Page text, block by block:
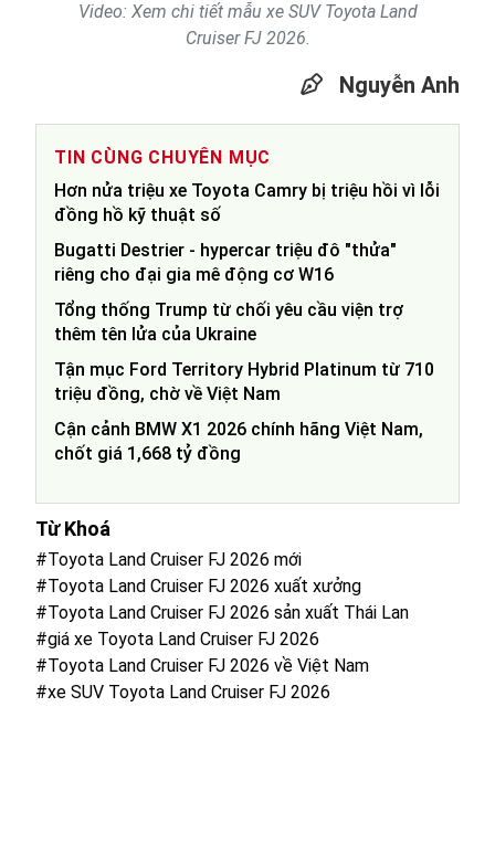
Video: Xem chi tiết mẫu xe SUV Toyota Land
Cruiser FJ 2026.
Nguyễn Anh
TIN CÙNG CHUYÊN MỤC
Hơn nửa triệu xe Toyota Camry bị triệu hồi vì lỗi
đồng hồ kỹ thuật số
Bugatti Destrier - hypercar triệu đô "thửa"
riêng cho đại gia mê động cơ W16
Tổng thống Trump từ chối yêu cầu viện trợ
thêm tên lửa của Ukraine
Tận mục Ford Territory Hybrid Platinum từ 710
triệu đồng, chờ về Việt Nam
Cận cảnh BMW X1 2026 chính hãng Việt Nam,
chốt giá 1,668 tỷ đồng
Từ Khoá
#Toyota Land Cruiser FJ 2026 mới
#Toyota Land Cruiser FJ 2026 xuất xưởng
#Toyota Land Cruiser FJ 2026 sản xuất Thái Lan
#giá xe Toyota Land Cruiser FJ 2026
#Toyota Land Cruiser FJ 2026 về Việt Nam
#xe SUV Toyota Land Cruiser FJ 2026